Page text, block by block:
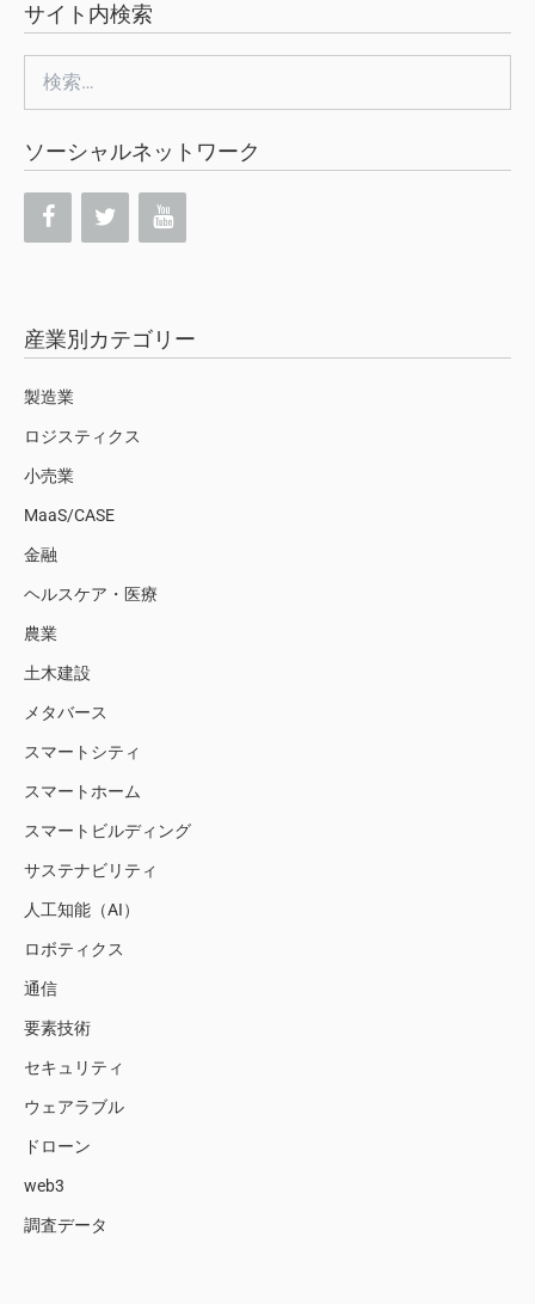
サイト内検索
索:
ソーシャルネットワーク
産業別カテゴリー
製造業
ロジスティクス
小売業
MaaS/CASE
金融
ヘルスケア・医療
農業
土木建設
メタバース
スマートシティ
スマートホーム
スマートビルディング
サステナビリティ
人工知能（AI）
ロボティクス
通信
要素技術
セキュリティ
ウェアラブル
ドローン
web3
調査データ